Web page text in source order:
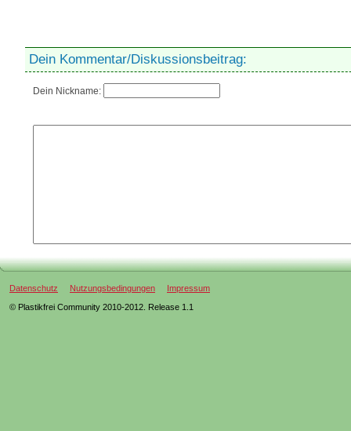
Dein Kommentar/Diskussionsbeitrag:
Dein Nickname:
Datenschutz Nutzungsbedingungen
Impressum
© Plastikfrei Community 2010-2012. Release 1.1